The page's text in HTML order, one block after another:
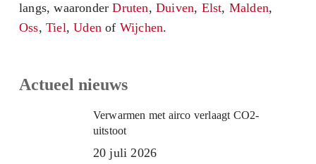
langs, waaronderDruten, Duiven, Elst, Malden,
Oss, Tiel,Uden of Wijchen.
Actueel nieuws
Verwarmen met airco verlaagt CO2-
uitstoot
20 juli 2026